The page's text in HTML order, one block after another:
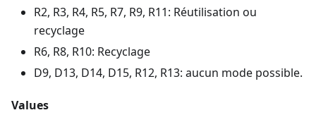
R2, R3, R4, R5, R7, R9, R11: Réutilisation ou
recyclage
R6, R8, R10: Recyclage
D9, D13, D14, D15, R12, R13: aucun mode possible.
Values